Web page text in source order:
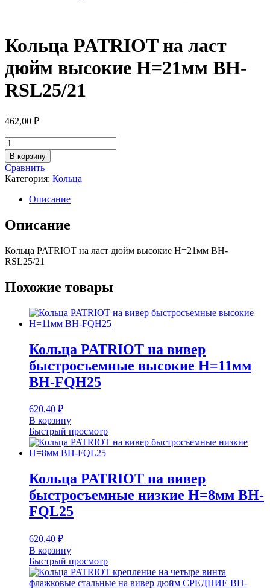
Кольца PATRIOT на ласт
дюйм высокие H=21мм BH-
RSL25/21
462,00 ₽
Количество
товара
Кольца
PATRIOT
на
ласт
высокие
H=21мм
RSL25/21
В корзину
Сравнить
Категория: Кольца
Описание
Описание
Кольца PATRIOT на ласт дюйм высокие H=21мм BH-
RSL25/21
Похожие товары
Кольца PATRIOT на вивер
быстросъемные высокие H=11мм
BH-FQH25
620,40 ₽
В корзину
Быстрый просмотр
Кольца PATRIOT на вивер
быстросъемные низкие H=8мм BH-
FQL25
620,40 ₽
В корзину
Быстрый просмотр